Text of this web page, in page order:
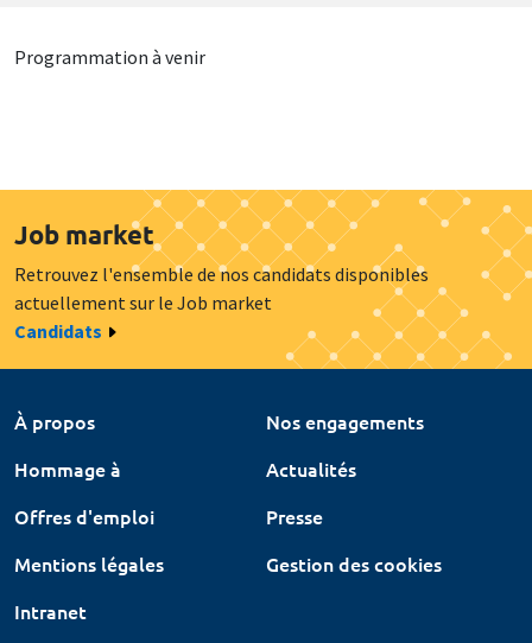
Programmation à venir
Job market
Retrouvez l'ensemble de nos candidats disponibles
actuellement sur le Job market
Candidats
À propos
Nos engagements
Hommage à
Actualités
Offres d'emploi
Presse
Mentions légales
Gestion des cookies
Intranet